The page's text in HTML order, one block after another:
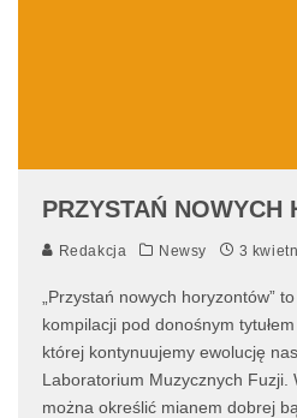
PRZYSTAŃ NOWYCH
Redakcja Newsy 3
„Przystań nowych horyzontów”
kompilacji pod donośnym
której kontynuujemy ewolucję
Laboratorium Muzycznych Fuzji.
można określić mianem dobrej